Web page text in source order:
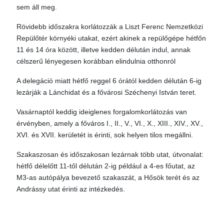
sem áll meg.
Rövidebb időszakra korlátozzák a Liszt Ferenc Nemzetközi
Repülőtér környéki utakat, ezért akinek a repülőgépe hétfőn
11 és 14 óra között, illetve kedden délután indul, annak
célszerű lényegesen korábban elindulnia otthonról
A delegáció miatt hétfő reggel 6 órától kedden délután 6-ig
lezárják a Lánchidat és a fővárosi Széchenyi István teret.
Vasárnaptól keddig ideiglenes forgalomkorlátozás van
érvényben, amely a főváros I., II., V., VI., X., XIII., XIV., XV.,
XVI. és XVII. kerületét is érinti, sok helyen tilos megállni.
Szakaszosan és időszakosan lezárnak több utat, útvonalat:
hétfő délelőtt 11-től délután 2-ig például a 4-es főutat, az
M3-as autópálya bevezető szakaszát, a Hősök terét és az
Andrássy utat érinti az intézkedés.